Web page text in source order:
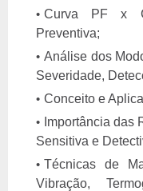
Curva PF x
Preventiva;
Análise dos
Severidade,
Conceito e
Importância das
Sensitiva e
Técnicas de
Vibração,